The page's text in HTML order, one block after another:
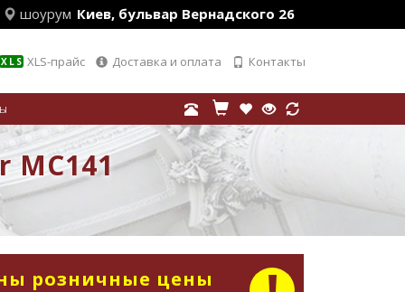
шоурум Киев, бульвар Вернадского 26
XLS XLS-прайс Доставка и оплата Контакты
MC141
розничные цены